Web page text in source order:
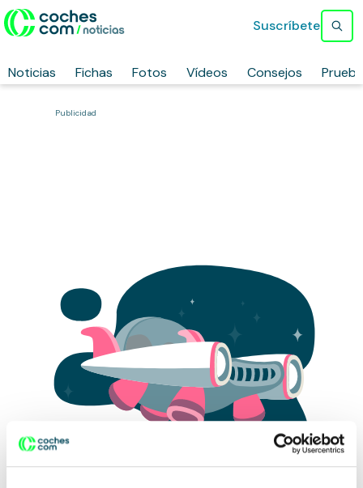
Noticias Fichas Fotos Vídeos Consejos
Suscríbete
Publicidad